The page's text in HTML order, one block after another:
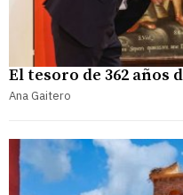
El tesoro de 362 años
Ana Gaitero